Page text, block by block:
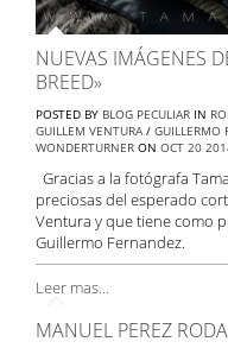
NUEVAS IMÁGENES
BREED»
POSTED BY BLOG PECULIAR IN
GUILLEM VENTURA / GUILLERMO
WONDERTURNER ON OCT 20
Gracias a la fotógrafa
preciosas del esperado
Ventura y que tiene como
Guillermo Fernandez.
Leer mas...
MANUEL PEREZ